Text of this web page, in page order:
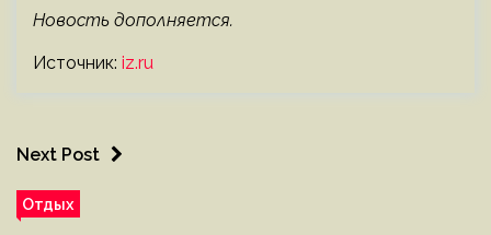
Новость дополняется.
Источник: iz.ru
Next Post
Отдых